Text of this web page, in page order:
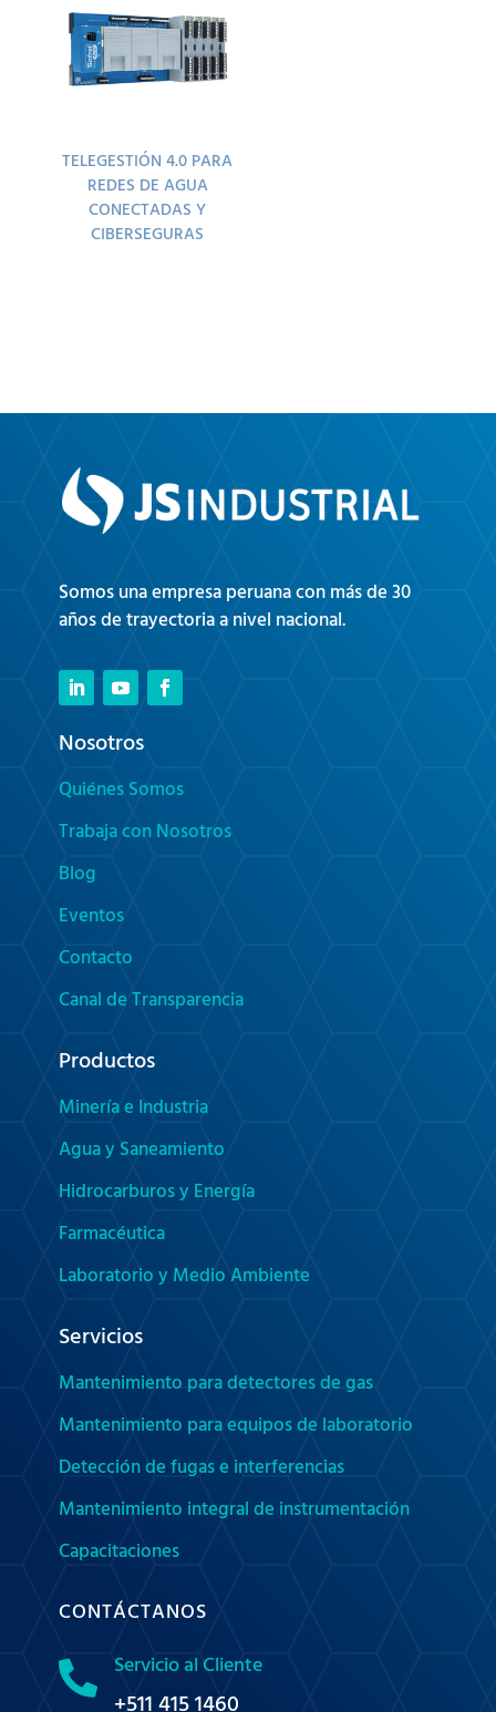
TELEGESTIÓN 4.0 PARA
REDES DE AGUA
CONECTADAS Y
CIBERSEGURAS
Somos una empresa peruana con más de 30
años de trayectoria a nivel nacional.
Nosotros
Quiénes Somos
Trabaja con Nosotros
Blog
Eventos
Contacto
Canal de Transparencia
Productos
Minería e Industria
Agua y Saneamiento
Hidrocarburos y Energía
Farmacéutica
Laboratorio y Medio Ambiente
Servicios
Mantenimiento para detectores de gas
Mantenimiento para equipos de laboratorio
Detección de fugas e interferencias
Mantenimiento integral de instrumentación
Capacitaciones
CONTÁCTANOS
 Servicio al Cliente